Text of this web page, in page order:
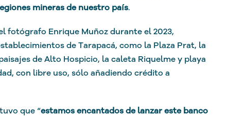
mineras de nuestro país.
fotógrafo Enrique Muñoz durante el 2023,
de Tarapacá, como la Plaza Prat, la
de Alto Hospicio, la caleta Riquelme y playa
con libre uso, sólo añadiendo crédito a
que “estamos encantados de lanzar este banco